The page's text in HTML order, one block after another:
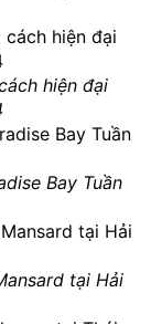
hiện đại
Bay Tuần
tại Hải